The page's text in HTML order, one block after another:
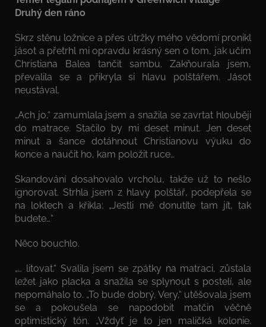
Druhý den ráno
Skrz stěnu ložnice a přes útržky mého vědomí pronikl
jásot a přetrhl mi opravdu krásný sen o tom, jak učím
Christiana Balea tančit sambu. Zakňourala jsem,
převalila se a přikryla si hlavu polštářem. Jásot
neustával.
„Ach jo,“ zamumlala jsem a snažila se zavrtat hlouběji
do matrace. Stačilo by mi deset minut. Jen deset
minut a šance dotáhnout Christianovu výuku do
konce a naučit ho, kam položit ruce…
Skandování dosahovalo vrcholu, takže už to nešlo
ignorovat. Strhla jsem z hlavy polštář, podepřela se
na loktech a křikla: „Jestli mě donutíte tam jít, tak
budete…“
Něco bouchlo.
„… litovat.“ Svalila jsem se zpátky na matraci, zůstala
ležet jako placka a snažila se splynout s postelí, ale
nepomáhalo to. „To bude dobrý, Very,“ utěšovala jsem
se a pokoušela se napodobit matčin věčně
optimistický tón. „Vždyť je to jen maličká kolonie.